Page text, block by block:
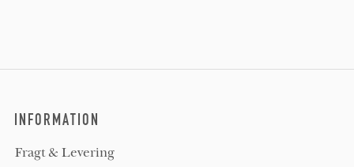
INFORMATION
Fragt & Levering